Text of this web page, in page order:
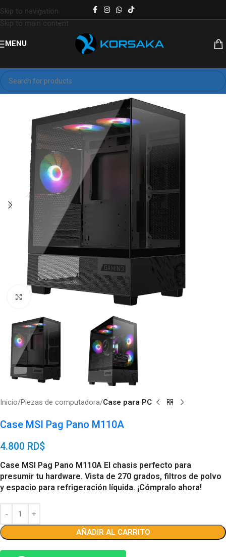
Skip to navigation
Skip to main content
MENU
Click to enlarge
Inicio Piezas de computadora Case para PC
Case MSI Pag Pano M110A
4.800 RD$
Case MSI Pag Pano M110A El chasis perfecto para
presumir tu hardware. Vista de 270 grados, filtros de polvo
y espacio para refrigeración líquida. ¡Cómpralo ahora!
AÑADIR AL CARRITO